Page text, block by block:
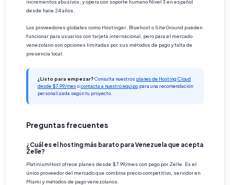
incrementos abusivos, y opera con soporte humano Nivel 3 en español
desde hace 24 años.
Los proveedores globales como Hostinger, Bluehost o SiteGround pueden
funcionar para usuarios con tarjeta internacional, pero para el mercado
venezolano son opciones limitadas por sus métodos de pago y falta de
presencia local.
¿Listo para empezar?Consulta nuestros planes de Hosting Cloud
desde $7.99/mesocontacta a nuestro equipo para una recomendación
personalizada según tu proyecto.
Preguntas frecuentes
¿Cuál es el hosting más barato para Venezuela que acepta
Zelle?
PlatiniumHost ofrece planes desde $7.99/mes con pago por Zelle. Es el
único proveedor del mercado que combina precio competitivo, servidor en
Miami y métodos de pago venezolanos.